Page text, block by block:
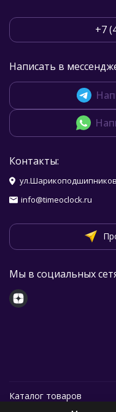
+7
Написать в
Контакты:
info@timeoclock.ru
Мы в социальных
Каталог товаров